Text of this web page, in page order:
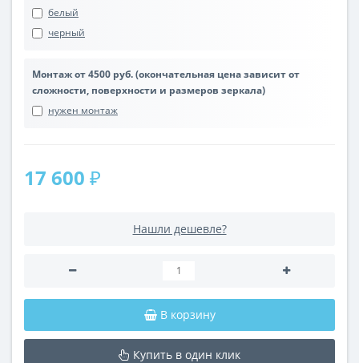
белый
черный
Монтаж от 4500 руб. (окончательная цена зависит от
сложности, поверхности и размеров зеркала)
нужен монтаж
17 600 ₽
Нашли дешевле?
В корзину
Купить в один клик